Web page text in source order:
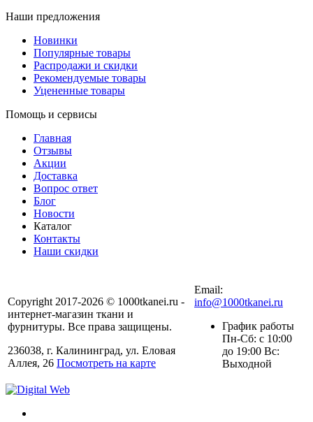
Наши предложения
Новинки
Популярные товары
Распродажи и скидки
Рекомендуемые товары
Уцененные товары
Помощь и сервисы
Главная
Отзывы
Акции
Доставка
Вопрос ответ
Блог
Новости
Каталог
Контакты
Наши скидки
Copyright 2017-2026 © 1000tkanei.ru -
интернет-магазин ткани и
фурнитуры. Все права защищены.
236038, г. Калининград, ул. Еловая
Аллея, 26 Посмотреть на карте
Email:
info@1000tkanei.ru
График работы
Пн-Сб: с 10:00
до 19:00 Вс:
Выходной